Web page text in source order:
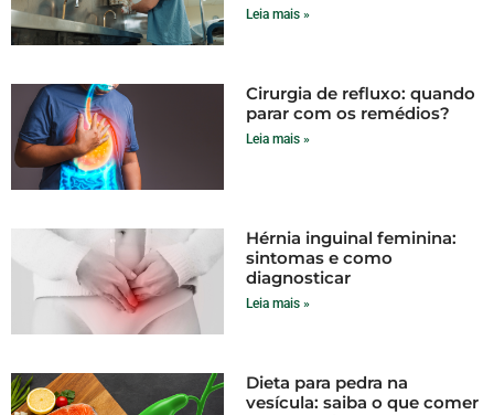
Leia mais »
Cirurgia de refluxo: quando
parar com os remédios?
Leia mais »
Hérnia inguinal feminina:
sintomas e como
diagnosticar
Leia mais »
Dieta para pedra na
vesícula: saiba o que comer